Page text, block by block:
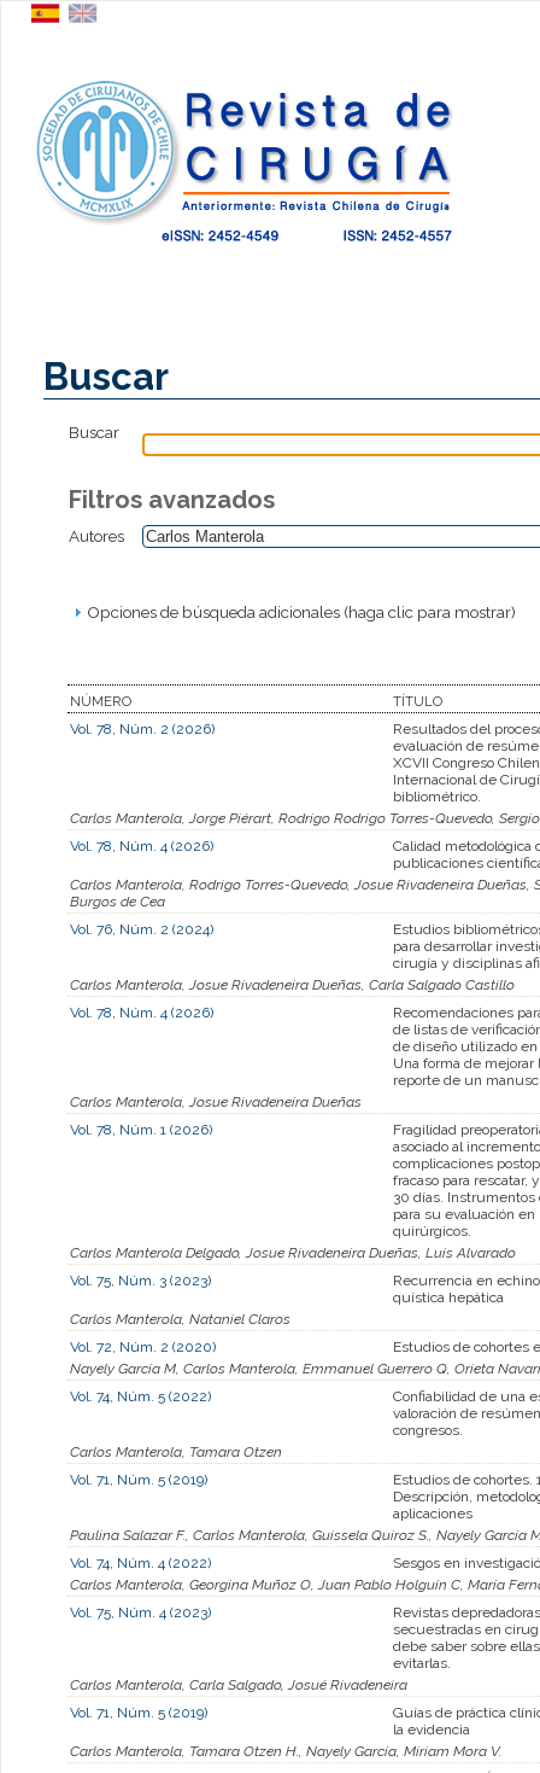
Buscar
Buscar
Filtros avanzados
Autores
Opciones de búsqueda adicionales (haga clic para mostrar)
NÚMERO
TÍTULO
Vol. 78, Núm. 2 (2026)
Resultados del
evaluación de
XCVII Congreso
Internacional de
bibliométrico.
Carlos Manterola, Jorge Piérart, Rodrigo Rodrigo Torres-Quevedo,
Vol. 78, Núm. 4 (2026)
Calidad metodológica
publicaciones
Carlos Manterola, Rodrigo Torres-Quevedo, Josue Rivadeneira Dueñas,
Burgos de Cea
Vol. 76, Núm. 2 (2024)
Estudios
para desarrollar
cirugía y disciplinas
Carlos Manterola, Josue Rivadeneira Dueñas, Carla Salgado Castillo
Vol. 78, Núm. 4 (2026)
Recomendaciones
de listas de
de diseño utilizado
Una forma de mejorar
reporte de un
Carlos Manterola, Josue Rivadeneira Dueñas
Vol. 78, Núm. 1 (2026)
Fragilidad
asociado al
complicaciones
fracaso para rescatar,
30 días. Instrumentos
para su evaluación
quirúrgicos.
Carlos Manterola Delgado, Josue Rivadeneira Dueñas, Luis Alvarado
Vol. 75, Núm. 3 (2023)
Recurrencia en
quística hepática
Carlos Manterola, Nataniel Claros
Vol. 72, Núm. 2 (2020)
Estudios de cohortes
Nayely García M, Carlos Manterola, Emmanuel Guerrero Q, Orieta
Vol. 74, Núm. 5 (2022)
Confiabilidad de una
valoración de
congresos.
Carlos Manterola, Tamara Otzen
Vol. 71, Núm. 5 (2019)
Estudios de cohortes.
Descripción,
aplicaciones
Paulina Salazar F., Carlos Manterola, Guissela Quiroz S., Nayely García
Vol. 74, Núm. 4 (2022)
Sesgos en
Carlos Manterola, Georgina Muñoz O, Juan Pablo Holguín C, María
Vol. 75, Núm. 4 (2023)
Revistas
secuestradas en
debe saber sobre
evitarlas.
Carlos Manterola, Carla Salgado, Josué Rivadeneira
Vol. 71, Núm. 5 (2019)
Guías de práctica
la evidencia
Carlos Manterola, Tamara Otzen H., Nayely García, Miriam Mora V.